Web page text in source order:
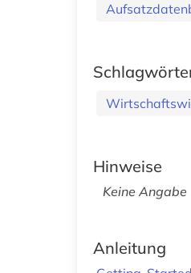
Hinweise
Keine Angabe
Anleitung